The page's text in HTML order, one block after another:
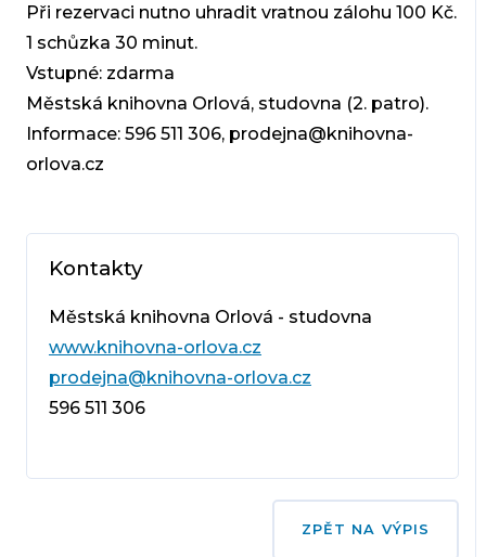
Při rezervaci nutno uhradit vratnou zálohu 100 Kč.
1 schůzka 30 minut.
Vstupné: zdarma
Městská knihovna Orlová, studovna (2. patro).
Informace: 596 511 306, prodejna@knihovna-
orlova.cz
Kontakty
Městská knihovna Orlová - studovna
www.knihovna-orlova.cz
prodejna@knihovna-orlova.cz
596 511 306
ZPĚT NA VÝPIS